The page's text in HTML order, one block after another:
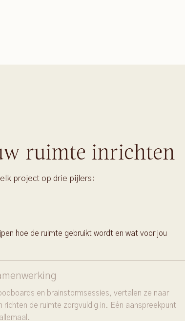
ruimte inrichten
project op drie pijlers:
hoe de ruimte gebruikt wordt en wat voor jou
en brainstormsessies, vertalen ze naar
richten de ruimte zorgvuldig in. Eén aanspreekpunt